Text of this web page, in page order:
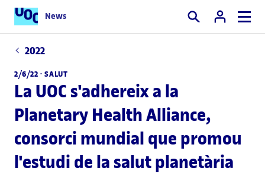
News Cercar
2022
2/6/22 ·SALUT
La UOC s'adhereix a la
Planetary Health Alliance,
consorci mundial que promou
l'estudi de la salut planetària